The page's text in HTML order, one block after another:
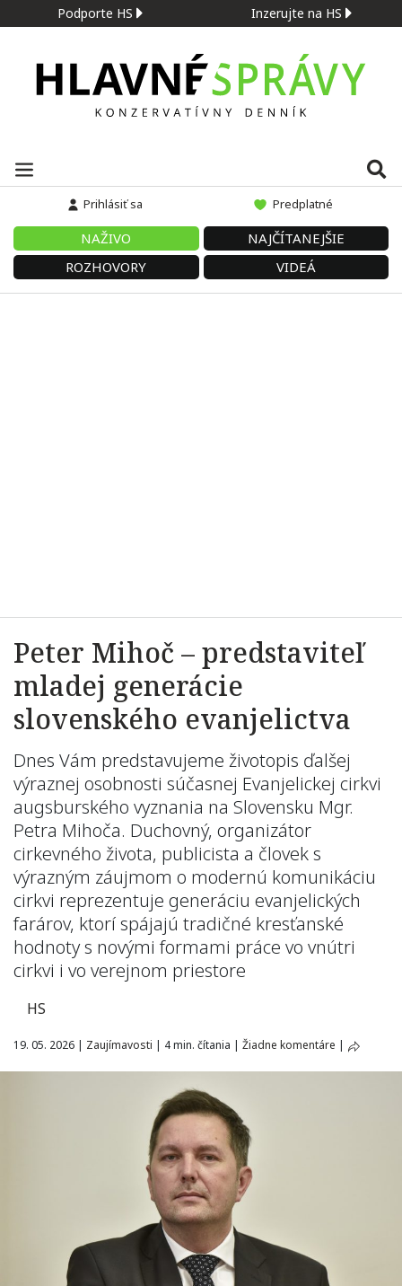
Podporte HS Inzerujte na HS
Prihlásiť sa Predplatné
NAŽIVO
NAJČÍTANEJŠIE
ROZHOVORY
VIDEÁ
Peter Mihoč – predstaviteľ
mladej generácie
slovenského evanjelictva
Dnes Vám predstavujeme životopis ďalšej
výraznej osobnosti súčasnej Evanjelickej cirkvi
augsburského vyznania na Slovensku Mgr.
Petra Mihoča. Duchovný, organizátor
cirkevného života, publicista a človek s
výrazným záujmom o modernú komunikáciu
cirkvi reprezentuje generáciu evanjelických
farárov, ktorí spájajú tradičné kresťanské
hodnoty s novými formami práce vo vnútri
cirkvi i vo verejnom priestore
HS
19. 05. 2026 | Zaujímavosti | 4 min. čítania | Žiadne komentáre |